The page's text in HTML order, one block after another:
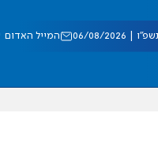
08/2026 המייל האדום